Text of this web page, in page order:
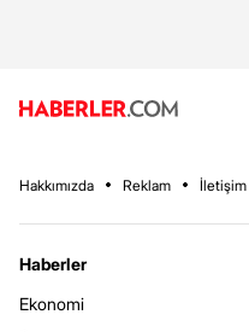
Hakkımızda Reklam İletişim
Haberler
Ekonomi